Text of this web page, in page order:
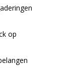
op